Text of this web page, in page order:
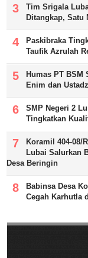
Tim Srigala
Ditangkap, Satu
Paskibraka
Taufik Azrulah
Humas PT BSM
Enim dan
SMP Negeri 2
Tingkatkan
Koramil 404-08/
Lubai Salurkan
Desa Beringin
Babinsa Desa
Cegah Karhutla